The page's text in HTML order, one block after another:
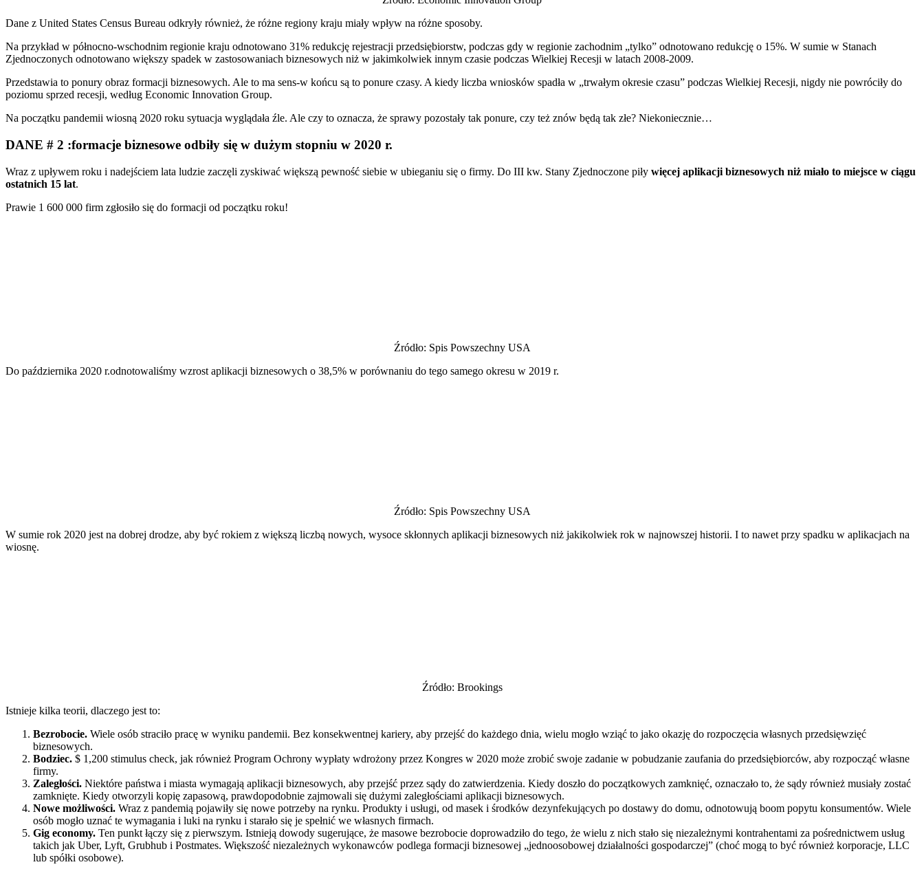
Dane z United States Census Bureau odkryły również, że różne regiony kraju miały wpływ na różne sposoby.
Na przykład w północno-wschodnim regionie kraju odnotowano 31% redukcję rejestracji przedsiębiorstw, podczas gdy w regionie zachodnim „tylko” odnotowano redukcję o 15%. W sumie w Stanach
Zjednoczonych odnotowano większy spadek w zastosowaniach biznesowych niż w jakimkolwiek innym czasie podczas Wielkiej Recesji w latach 2008-2009.
Przedstawia to ponury obraz formacji biznesowych. Ale to ma sens-w końcu są to ponure czasy. A kiedy liczba wniosków spadła w „trwałym okresie czasu” podczas Wielkiej Recesji, nigdy nie powróciły do
poziomu sprzed recesji, według Economic Innovation Group.
Na początku pandemii wiosną 2020 roku sytuacja wyglądała źle. Ale czy to oznacza, że sprawy pozostały tak ponure, czy też znów będą tak złe? Niekoniecznie…
DANE # 2 :formacje biznesowe odbiły się w dużym stopniu w 2020 r.
Wraz z upływem roku i nadejściem lata ludzie zaczęli zyskiwać większą pewność siebie w ubieganiu się o firmy. Do III kw. Stany Zjednoczone piły więcej aplikacji biznesowych niż miało to miejsce w ciągu
ostatnich 15 lat.
Prawie 1 600 000 firm zgłosiło się do formacji od początku roku!
Źródło: Spis Powszechny USA
Do października 2020 r.odnotowaliśmy wzrost aplikacji biznesowych o 38,5% w porównaniu do tego samego okresu w 2019 r.
Źródło: Spis Powszechny USA
W sumie rok 2020 jest na dobrej drodze, aby być rokiem z większą liczbą nowych, wysoce skłonnych aplikacji biznesowych niż jakikolwiek rok w najnowszej historii. I to nawet przy spadku w aplikacjach na
wiosnę.
Źródło: Brookings
Istnieje kilka teorii, dlaczego jest to:
Bezrobocie. Wiele osób straciło pracę w wyniku pandemii. Bez konsekwentnej kariery, aby przejść do każdego dnia, wielu mogło wziąć to jako okazję do rozpoczęcia własnych przedsięwzięć
biznesowych.
Bodziec. $ 1,200 stimulus check, jak również Program Ochrony wypłaty wdrożony przez Kongres w 2020 może zrobić swoje zadanie w pobudzanie zaufania do przedsiębiorców, aby rozpocząć własne
firmy.
Zaległości. Niektóre państwa i miasta wymagają aplikacji biznesowych, aby przejść przez sądy do zatwierdzenia. Kiedy doszło do początkowych zamknięć, oznaczało to, że sądy również musiały zostać
zamknięte. Kiedy otworzyli kopię zapasową, prawdopodobnie zajmowali się dużymi zaległościami aplikacji biznesowych.
Nowe możliwości. Wraz z pandemią pojawiły się nowe potrzeby na rynku. Produkty i usługi, od masek i środków dezynfekujących po dostawy do domu, odnotowują boom popytu konsumentów. Wiele
osób mogło uznać te wymagania i luki na rynku i starało się je spełnić we własnych firmach.
Gig economy. Ten punkt łączy się z pierwszym. Istnieją dowody sugerujące, że masowe bezrobocie doprowadziło do tego, że wielu z nich stało się niezależnymi kontrahentami za pośrednictwem usług
takich jak Uber, Lyft, Grubhub i Postmates. Większość niezależnych wykonawców podlega formacji biznesowej „jednoosobowej działalności gospodarczej” (choć mogą to być również korporacje, LLC
lub spółki osobowe).